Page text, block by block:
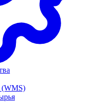
(WMS)